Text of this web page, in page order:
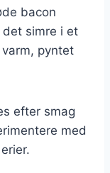
bacon
simre i et
pyntet
efter smag
med